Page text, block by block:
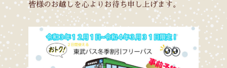
皆様のお越しを心よりお待ち申し上げます。